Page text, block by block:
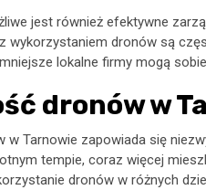
jest również efektywne
wykorzystaniem dronów są
lokalne firmy mogą
dronów w
w Tarnowie zapowiada się
tempie, coraz więcej
dronów w różnych